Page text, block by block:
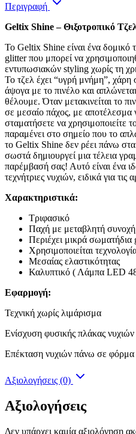
Περιγραφή
Geltix Shine – Θιξοτροπικό
Το Geltix Shine είναι ένα δομικό
glitter που μπορεί να
εντυπωσιακών styling χωρίς τη
Το τζελ έχει “υγρή μνήμη”, χάρη
άψογα με το πινέλο και
θέλουμε. Όταν μετακινείται το
σε μεσαίο πάχος, με
σταματήσετε να χρησιμοποιείτε
παραμένει στο σημείο που το
το Geltix Shine δεν ρέει πάνω στα
σωστά δημιουργεί μια τέλεια
παρέμβασή σας! Αυτό είναι ένα
τεχνήτριες νυχιών, ειδικά για τις
Χαρακτηριστικά:
Τριφασικό
Παχή με μεταβλητή συνοχή
Περιέχει μικρά σωματήδια
Χρησιμοποιείται
Μεσαίας ελαστικότητας
Καλυπτικό ( Λάμπα LED
Εφαρμογή:
Τεχνική χωρίς λιμάρισμα
Ενίσχυση φυσικής πλάκας νυχιών
Επέκταση νυχιών πάνω σε φόρμα
Αξιολογήσεις (0)
Αξιολογήσεις
Δεν υπάρχει καμία αξιολόγηση